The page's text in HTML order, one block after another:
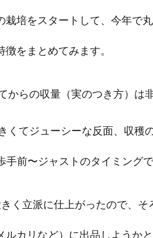
栽培をスタートして、今年で
をまとめてみます。
からの収量（実のつき方）は
くてジューシーな反面、収穫
手前〜ジャストのタイミング
く立派に仕上がったので、
ルカリなど）に出品しようか